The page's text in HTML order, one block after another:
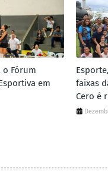
o Fórum
em
faixas
Cero é